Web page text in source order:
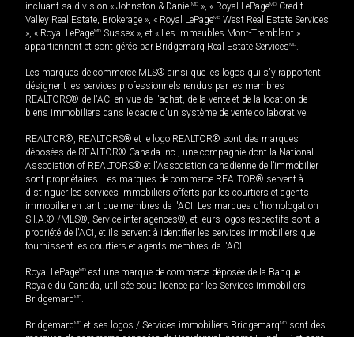
incluant sa division « Johnston & Daniel MD », « Royal LePageMD Credit
Valley Real Estate, Brokerage », « Royal LePageMD West Real Estate Services
», « Royal LePageMD Sussex », et « Les immeubles Mont-Tremblant »
appartiennent et sont gérés par Bridgemarq Real Estate ServicesMD.
Les marques de commerce MLS® ainsi que les logos qui s'y rapportent
désignent les services professionnels rendus par les membres
REALTORS® de l'ACI en vue de l'achat, de la vente et de la location de
biens immobiliers dans le cadre d'un système de vente collaborative.
REALTOR®, REALTORS® et le logo REALTOR® sont des marques
déposées de REALTOR® Canada Inc., une compagnie dont la National
Association of REALTORS® et l'Association canadienne de l’immobilier
sont propriétaires. Les marques de commerce REALTOR® servent à
distinguer les services immobiliers offerts par les courtiers et agents
immobilier en tant que membres de l'ACI. Les marques d'homologation
S.I.A.® /MLS®, Service inter-agences®, et leurs logos respectifs sont la
propriété de l'ACI, et ils servent à identifier les services immobiliers que
fournissent les courtiers et agents membres de l'ACI.
Royal LePageMD est une marque de commerce déposée de la Banque
Royale du Canada, utilisée sous licence par les Services immobiliers
BridgemarqMD.
BridgemarqMD et ses logos / Services immobiliers BridgemarqMD sont des